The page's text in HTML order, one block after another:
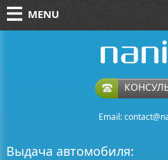
MENU
Email:
Выдача автомобиля: